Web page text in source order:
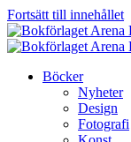
Fortsätt till innehållet
Böcker
Nyheter
Design
Fotografi